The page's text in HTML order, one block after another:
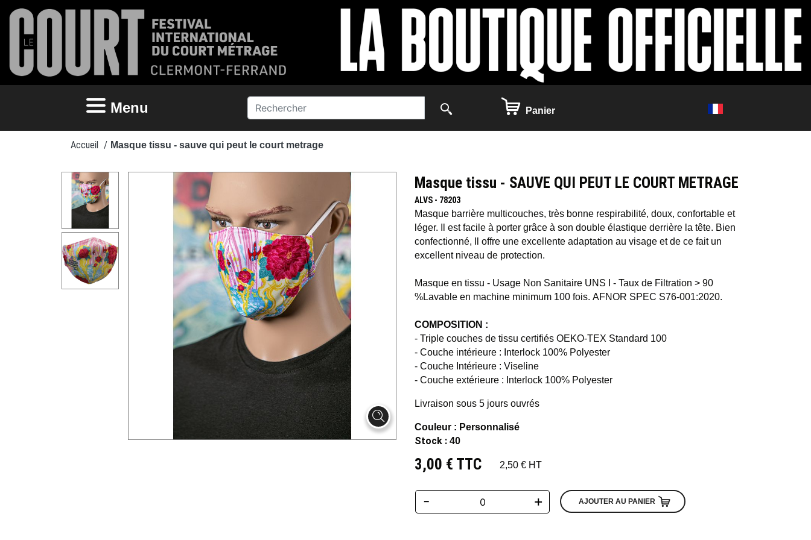
Menu Panier
Accueil / Masque tissu - sauve qui peut le court metrage
Masque tissu - SAUVE QUI PEUT LE COURT METRAGE
ALVS - 78203
Masque barrière multicouches, très bonne respirabilité, doux, confortable et
léger. Il est facile à porter grâce à son double élastique derrière la tête. Bien
confectionné, Il offre une excellente adaptation au visage et de ce fait un
excellent niveau de protection.
Masque en tissu - Usage Non Sanitaire UNS I - Taux de Filtration > 90
%Lavable en machine minimum 100 fois. AFNOR SPEC S76-001:2020.
COMPOSITION :
- Triple couches de tissu certifiés OEKO-TEX Standard 100
- Couche intérieure : Interlock 100% Polyester
- Couche Intérieure : Viseline
- Couche extérieure : Interlock 100% Polyester
Livraison sous 5 jours ouvrés
Couleur : Personnalisé
Stock : 40
3,00 € TTC 2,50 € HT
- + AJOUTER AU PANIER